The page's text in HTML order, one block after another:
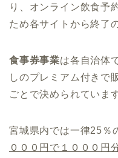
り、オンライン飲食予
ため各サイトから終了
食事券事業は各自治体
しのプレミアム付きで
ごとで決められています
宮城県内では一律25 ％
０００円で１０００円